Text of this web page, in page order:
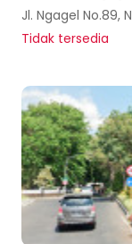
Tidak tersedia